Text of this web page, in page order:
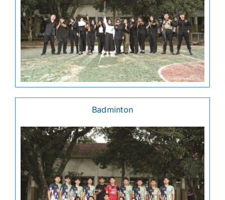
Badminton